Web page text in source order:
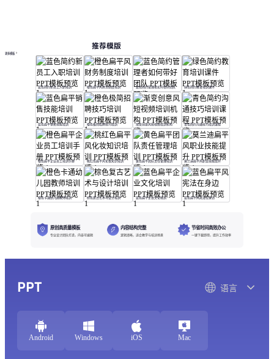
推荐模版
更多模板
蓝色简约新员工入职培训 橙色扁平风财务制度培训 蓝色简约管理者如何带好团队 绿色简约教育培训课件
蓝色扁平销售技能培训 橙色极简招聘技巧培训 渐变创意风短视频培训机构 青色简约沟通技巧培训课程
橙色扁平企业员工培训手册 桃红色扁平风化妆知识培训 黄色扁平团队责任管理培训 莫兰迪扁平风职业技能提升
橙色卡通幼儿园教师培训 棕色复古艺术与设计培训 蓝色扁平企业文化培训 蓝色扁平风宪法在身边
原创高质量模板
专业设计团队打造，内容可编辑
内容结构完整
逻辑清晰，适合教学与培训场景
节省时间高效办公
一键下载即用，提升工作效率
PPT 语言
Android Windows iOS Mac